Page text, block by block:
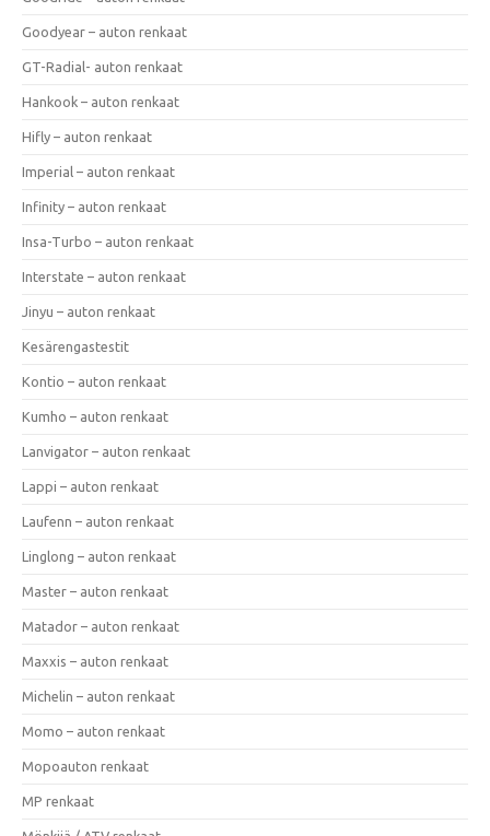
Goodyear – auton renkaat
GT-Radial- auton renkaat
Hankook – auton renkaat
Hifly – auton renkaat
Imperial – auton renkaat
Infinity – auton renkaat
Insa-Turbo – auton renkaat
Interstate – auton renkaat
Jinyu – auton renkaat
Kesärengastestit
Kontio – auton renkaat
Kumho – auton renkaat
Lanvigator – auton renkaat
Lappi – auton renkaat
Laufenn – auton renkaat
Linglong – auton renkaat
Master – auton renkaat
Matador – auton renkaat
Maxxis – auton renkaat
Michelin – auton renkaat
Momo – auton renkaat
Mopoauton renkaat
MP renkaat